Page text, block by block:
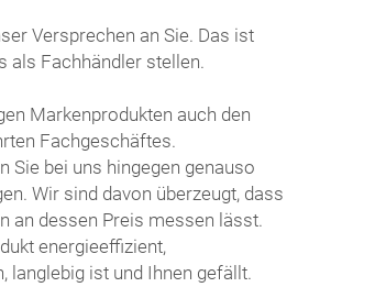
Versprechen an Sie. Das ist
als Fachhändler stellen.
Markenprodukten auch den
Fachgeschäftes.
Sie bei uns hingegen genauso
Wir sind davon überzeugt, dass
an dessen Preis messen lässt.
energieeffizient,
langlebig ist und Ihnen gefällt.